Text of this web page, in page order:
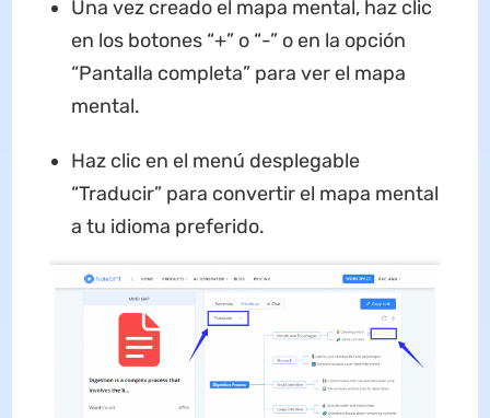
Una vez creado el mapa mental, haz clic
en los botones “+” o “-” o en la opción
“Pantalla completa” para ver el mapa
mental.
Haz clic en el menú desplegable
“Traducir” para convertir el mapa mental
a tu idioma preferido.